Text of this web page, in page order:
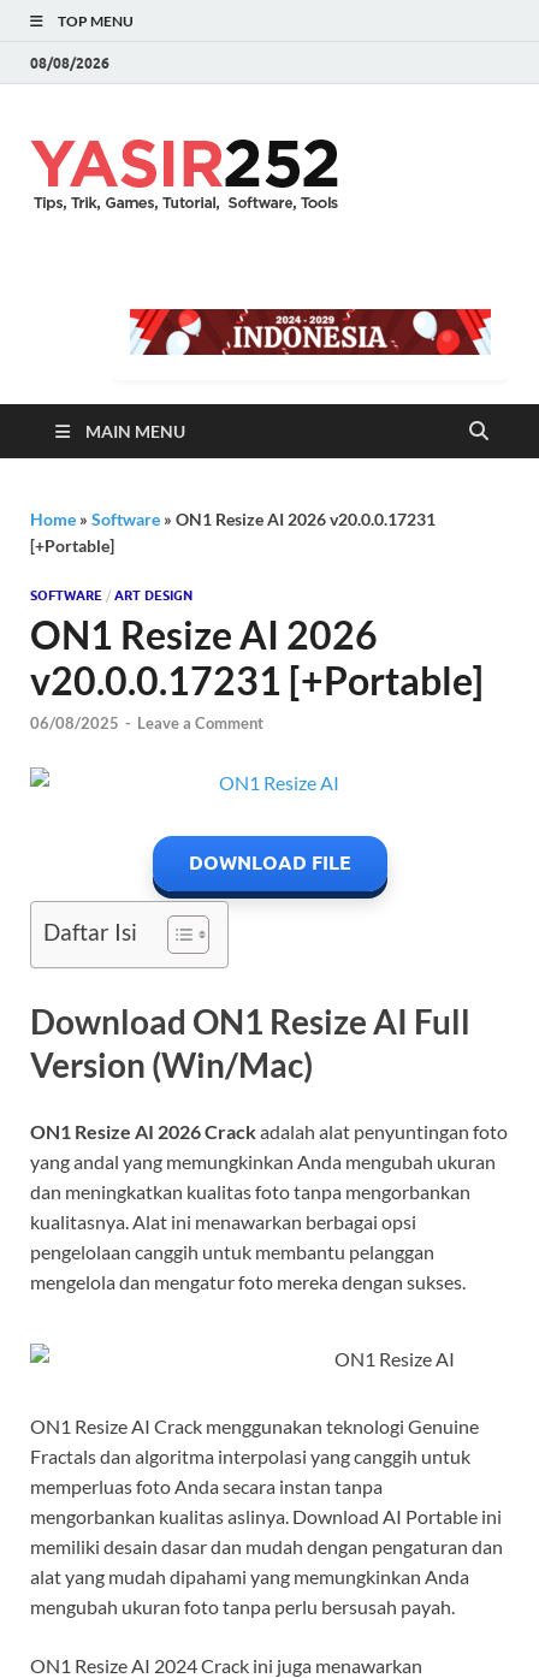
TOP MENU
08/08/2026
MAIN MENU
Home » Software » ON1 Resize AI 2026 v20.0.0.17231
[+Portable]
SOFTWARE / ART DESIGN
ON1 Resize AI 2026
v20.0.0.17231 [+Portable]
06/08/2025 - Leave a Comment
DOWNLOAD FILE
Daftar Isi
Download ON1 Resize AI Full
Version (Win/Mac)
ON1 Resize AI 2026 Crackadalah alat penyuntingan foto
yang andal yang memungkinkan Anda mengubah ukuran
dan meningkatkan kualitas foto tanpa mengorbankan
kualitasnya. Alat ini menawarkan berbagai opsi
pengelolaan canggih untuk membantu pelanggan
mengelola dan mengatur foto mereka dengan sukses.
ON1 Resize AI Crack menggunakan teknologi Genuine
Fractals dan algoritma interpolasi yang canggih untuk
memperluas foto Anda secara instan tanpa
mengorbankan kualitas aslinya. Download AI Portable ini
memiliki desain dasar dan mudah dengan pengaturan dan
alat yang mudah dipahami yang memungkinkan Anda
mengubah ukuran foto tanpa perlu bersusah payah.
ON1 Resize AI 2024 Crack ini juga menawarkan